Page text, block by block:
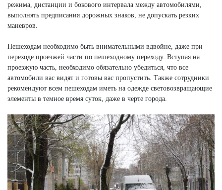
режима, дистанции и бокового интервала между автомобилями,
выполнять предписания дорожных знаков, не допускать резких
маневров.
Пешеходам необходимо быть внимательными вдвойне, даже при
переходе проезжей части по пешеходному переходу. Вступая на
проезжую часть, необходимо обязательно убедиться, что все
автомобили вас видят и готовы вас пропустить. Также сотрудники
рекомендуют всем пешеходам иметь на одежде световозвращающие
элементы в темное время суток, даже в черте города.